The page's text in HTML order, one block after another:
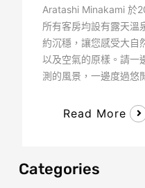
Aratashi Minakami 於
所有客房均設有露天溫
約沉穩，讓您感受大自
以及空氣的原樣。請一
測的風景，一邊度過悠
Read More
Categories